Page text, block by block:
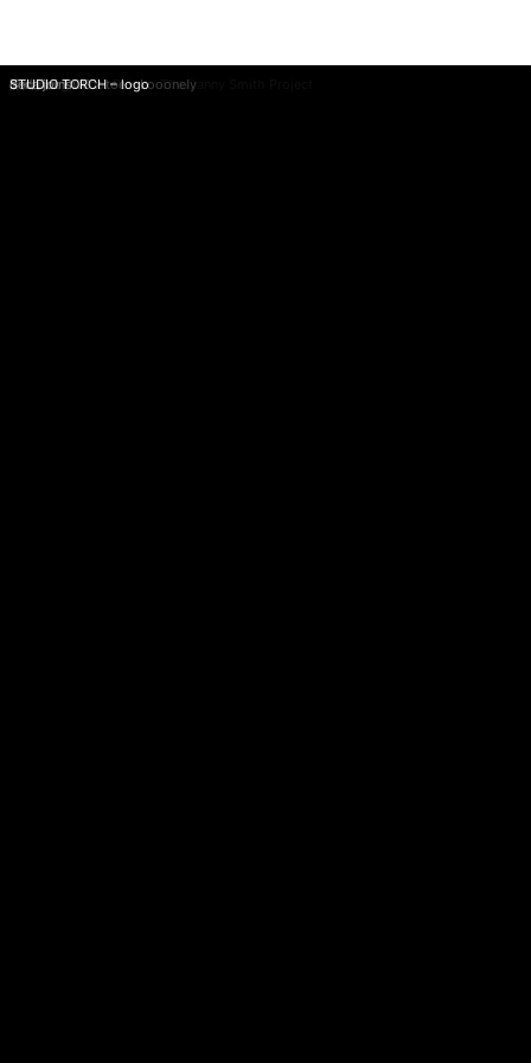
内 WORKS
スクラフィー「キミノコエ」 MV
『くつしたど〜こだ？』オガワナホ – ブックデザイン
ミュージカル「クリスマス・キャロル」
BFGU 文化ファッション大学院大学
地球びん50周年記念動画「旅する地球びん」
ヤッホーてぶくろ
HARUTA「工場に息づく職人の手仕事」 / video
Robert Kretzschmar – Hatsudai (feat. YeYe) / MV
M.A.N.Y / MV
まるっと会計事務所 / website
Whyte ?te x TENDRE – Let Me Be Me (Official Video)
ミュージカル「ALICE~「不思議の国のアリスより」~」
らんまん / photo
SORA企画 / website
FAHDAY / website
Blessed Are The Ruins – The Danny Smith Project
The Songbards
陳綺貞 x OOG x toe – Looonely
deca joins
STUDIO TORCH – logo